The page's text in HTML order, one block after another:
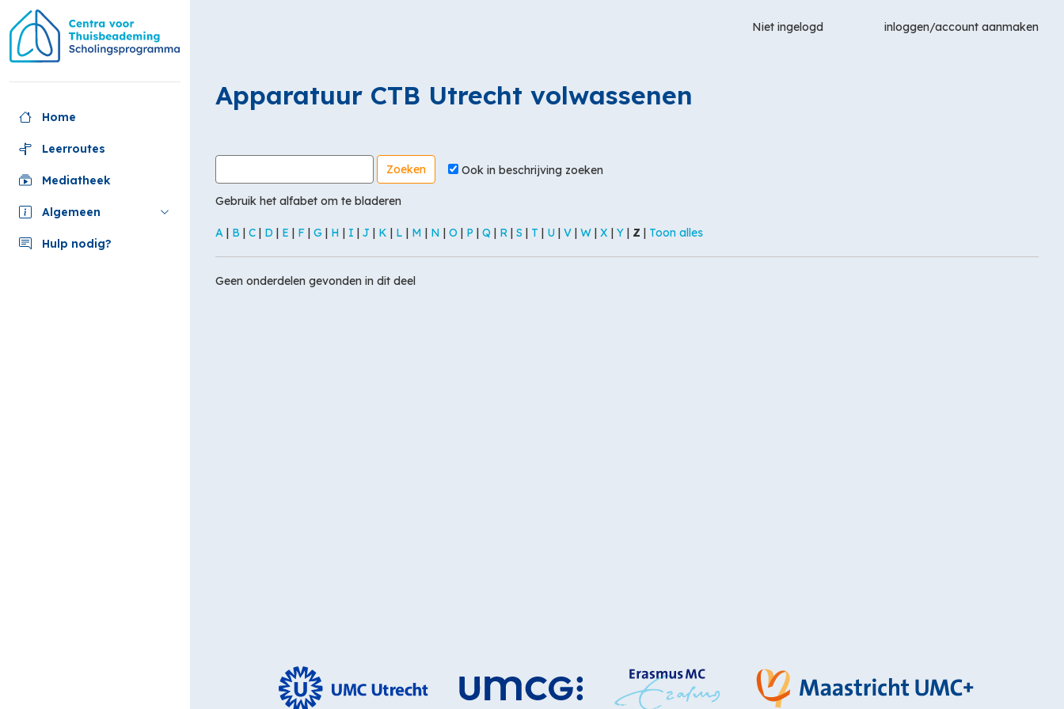
naar
hoofdinhoud
Home
Leerroutes
Mediatheek
Algemeen
Hulp nodig?
Niet ingelogd
Apparatuur CTB Utrecht volwassenen
Zoek in woordenlijst naar
Ook in beschrijving zoeken
Gebruik het alfabet om te bladeren
A | B | C | D | E | F | G | H | I | J | K | L | M | N | O | P | Q | R | S | T | U | V | W | X | Y | Z | Toon alles
Geen onderdelen gevonden in dit deel